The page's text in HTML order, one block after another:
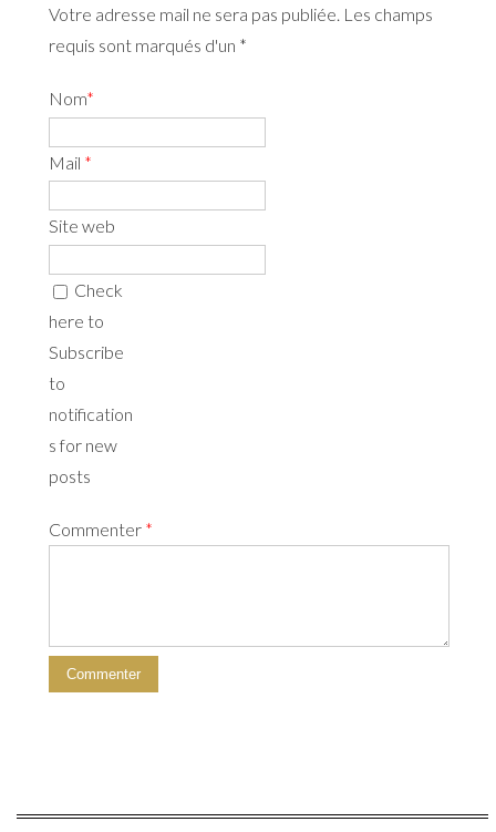
Votre adresse mail ne sera pas publiée. Les champs
requis sont marqués d'un *
Nom*
Mail *
Site web
Check
here to
Subscribe
to
notification
s for new
posts
Commenter *